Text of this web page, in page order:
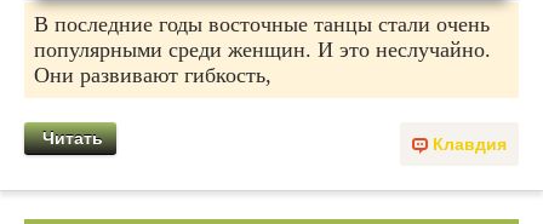
В последние годы восточные танцы стали очень
популярными среди женщин. И это неслучайно.
Они развивают гибкость,
Клавдия
Читать